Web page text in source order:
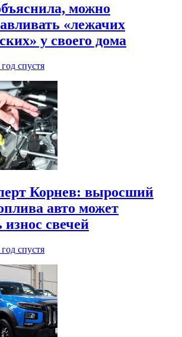
можно
«лежачих
у своего дома
год спустя
Корнев: выросший
авто может
износ свечей
год спустя